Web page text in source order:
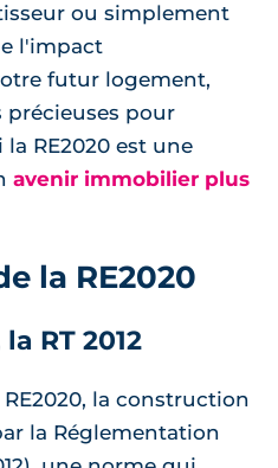
ou simplement
l'impact
futur logement,
pour
RE2020 est une
avenir immobilier plus
la RE2020
RT 2012
la construction
la Réglementation